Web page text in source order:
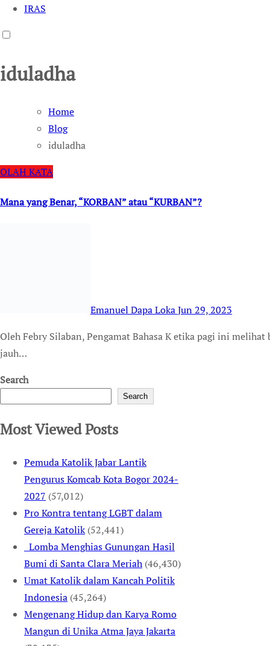
IRAS
iduladha
Home
Blog
iduladha
OLAH KATA
Mana yang Benar, “KORBAN” atau “KURBAN”?
Emanuel Dapa LokaJun 29, 2023
Oleh Febry Silaban, Pengamat Bahasa K etika pagi ini melihat beberapa kambing dipotong di masjid yang tak
jauh…
Search
Search
Most Viewed Posts
Pemuda Katolik Jabar Lantik
Pengurus Komcab Kota Bogor 2024-
2027 (57,012)
Pro Kontra tentang LGBT dalam
Gereja Katolik (52,441)
Lomba Menghias Gunungan Hasil
Bumi di Santa Clara Meriah (46,430)
Umat Katolik dalam Kancah Politik
Indonesia (45,264)
Mengenang Hidup dan Karya Romo
Mangun di Unika Atma Jaya Jakarta